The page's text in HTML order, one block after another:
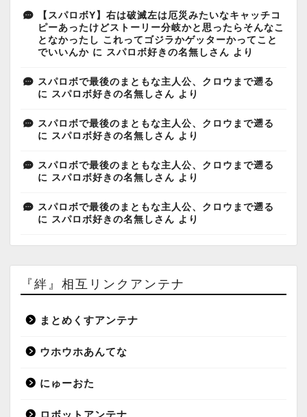
【スパロボY】右は破滅左は厄災みたいなキャッチコ
ピーあったけどストーリー分岐かと思ったらそんなこ
となかったし これってゴジラかゲッターかってこと
でいいんか に スパロボ好きの名無しさん より
スパロボで最後のまともな主人公、クロウまで遡る
に スパロボ好きの名無しさん より
スパロボで最後のまともな主人公、クロウまで遡る
に スパロボ好きの名無しさん より
スパロボで最後のまともな主人公、クロウまで遡る
に スパロボ好きの名無しさん より
スパロボで最後のまともな主人公、クロウまで遡る
に スパロボ好きの名無しさん より
『絆』相互リンクアンテナ
まとめくすアンテナ
ウホウホあんてな
にゅーおた